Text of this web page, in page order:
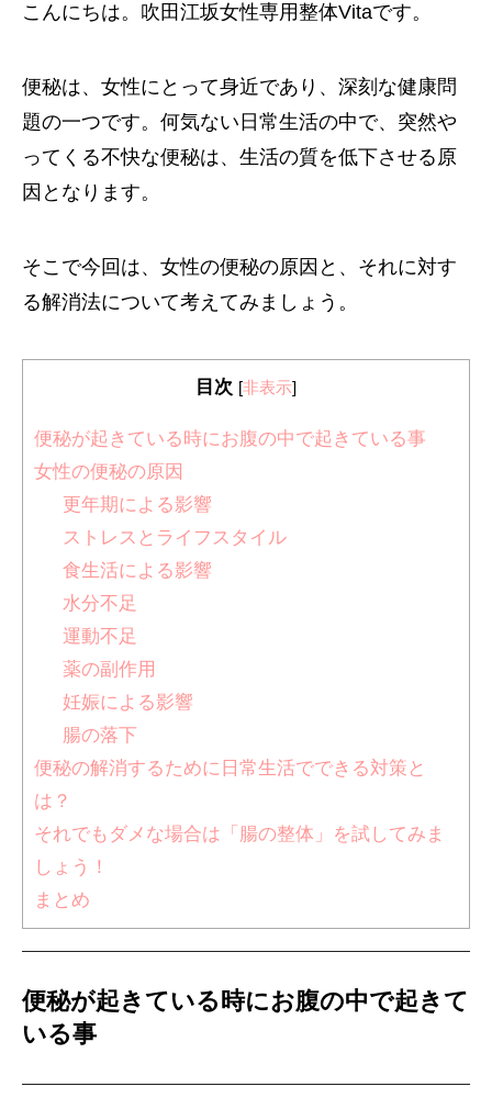
こんにちは。吹田江坂女性専用整体Vitaです。
便秘は、女性にとって身近であり、深刻な健康問
題の一つです。何気ない日常生活の中で、突然や
ってくる不快な便秘は、生活の質を低下させる原
因となります。
そこで今回は、女性の便秘の原因と、それに対す
る解消法について考えてみましょう。
目次 [非表示]
便秘が起きている時にお腹の中で起きている事
女性の便秘の原因
更年期による影響
ストレスとライフスタイル
食生活による影響
水分不足
運動不足
薬の副作用
妊娠による影響
腸の落下
便秘の解消するために日常生活でできる対策と
は？
それでもダメな場合は「腸の整体」を試してみま
しょう！
まとめ
便秘が起きている時にお腹の中で起きて
いる事